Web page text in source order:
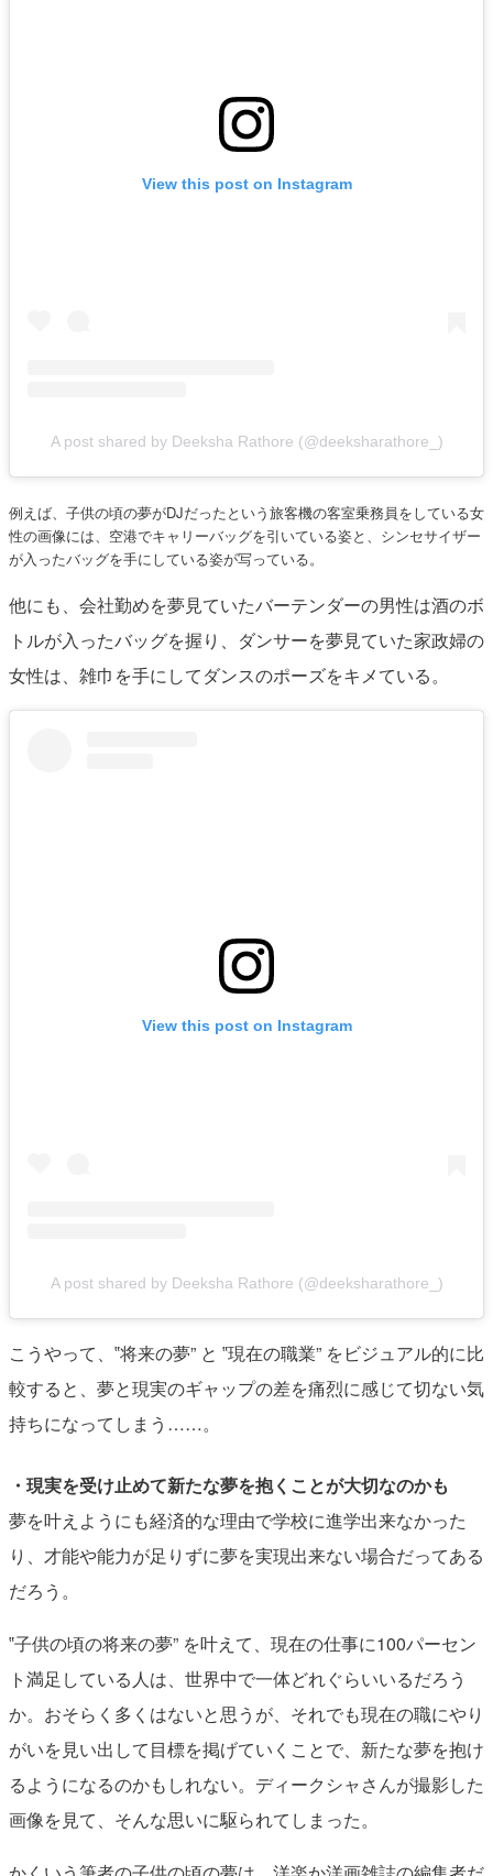
View this post on Instagram
A post shared by Deeksha Rathore (@deeksharathore_)
例えば、子供の頃の夢がDJだったという旅客機の客室乗務員をしている女
性の画像には、空港でキャリーバッグを引いている姿と、シンセサイザー
が入ったバッグを手にしている姿が写っている。
他にも、会社勤めを夢見ていたバーテンダーの男性は酒のボ
トルが入ったバッグを握り、ダンサーを夢見ていた家政婦の
女性は、雑巾を手にしてダンスのポーズをキメている。
View this post on Instagram
A post shared by Deeksha Rathore (@deeksharathore_)
こうやって、‟将来の夢” と ‟現在の職業” をビジュアル的に比
較すると、夢と現実のギャップの差を痛烈に感じて切ない気
持ちになってしまう……。
・現実を受け止めて新たな夢を抱くことが大切なのかも
夢を叶えようにも経済的な理由で学校に進学出来なかった
り、才能や能力が足りずに夢を実現出来ない場合だってある
だろう。
‟子供の頃の将来の夢” を叶えて、現在の仕事に100パーセン
ト満足している人は、世界中で一体どれぐらいいるだろう
か。おそらく多くはないと思うが、それでも現在の職にやり
がいを見い出して目標を掲げていくことで、新たな夢を抱け
るようになるのかもしれない。ディークシャさんが撮影した
画像を見て、そんな思いに駆られてしまった。